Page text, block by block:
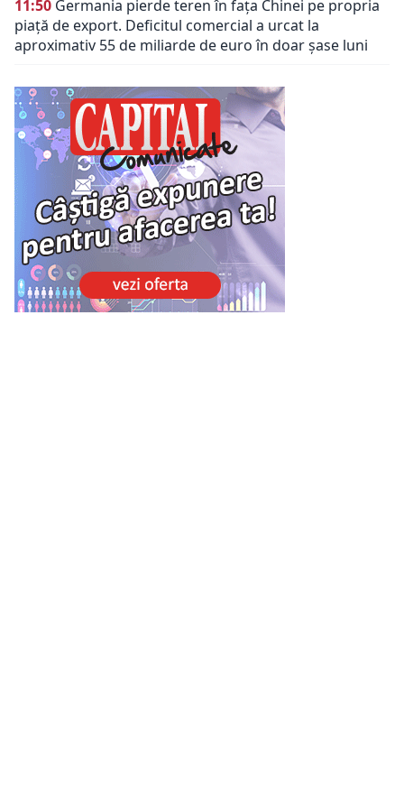
11:50 Germania pierde teren în fața Chinei pe propria
piață de export. Deficitul comercial a urcat la
aproximativ 55 de miliarde de euro în doar șase luni